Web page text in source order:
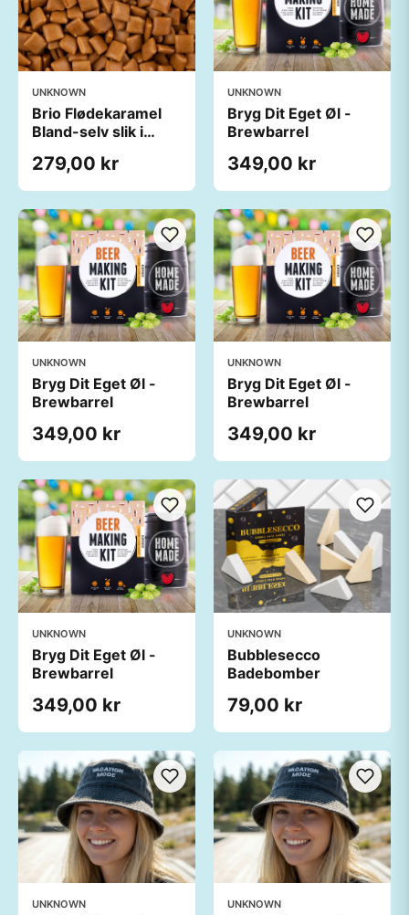
UNKNOWN
Brio Flødekaramel
Bland-selv slik i
279,00 kr
UNKNOWN
Bryg Dit Eget Øl -
Brewbarrel
349,00 kr
UNKNOWN
Bryg Dit Eget Øl -
Brewbarrel
349,00 kr
UNKNOWN
Bryg Dit Eget Øl -
Brewbarrel
349,00 kr
UNKNOWN
Bryg Dit Eget Øl -
Brewbarrel
349,00 kr
UNKNOWN
Bubblesecco
Badebomber
79,00 kr
UNKNOWN UNKNOWN